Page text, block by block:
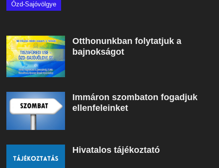
Ózd-Sajóvölgye
Otthonunkban folytatjuk a
bajnokságot
Immáron szombaton fogadjuk
ellenfeleinket
Hivatalos tájékoztató